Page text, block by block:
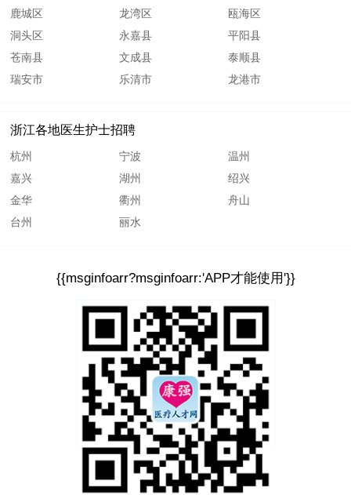
鹿城区 龙湾区
瓯海区
洞头区
永嘉县
平阳县
苍南县
文成县
泰顺县
瑞安市
乐清市 龙港市
浙江各地医生护士招聘
杭州 宁波
温州
嘉兴
湖州
绍兴
金华
衢州
舟山
台州
丽水
{{msginfoarr?msginfoarr:'APP才能使用'}}